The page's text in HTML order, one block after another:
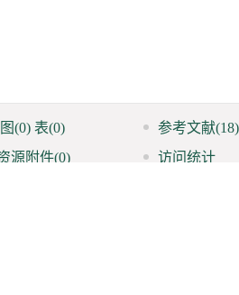
图(0) 表(0) 参考文献(18)
源附件(0) 访问统计